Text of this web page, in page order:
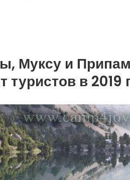
Муксу и
туристов в 2019